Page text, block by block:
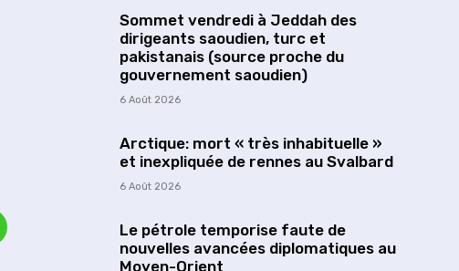
Sommet vendredi à Jeddah des
dirigeants saoudien, turc et
pakistanais (source proche du
gouvernement saoudien)
6 Août 2026
Arctique: mort « très inhabituelle »
et inexpliquée de rennes au Svalbard
6 Août 2026
Le pétrole temporise faute de
nouvelles avancées diplomatiques au
Moyen-Orient